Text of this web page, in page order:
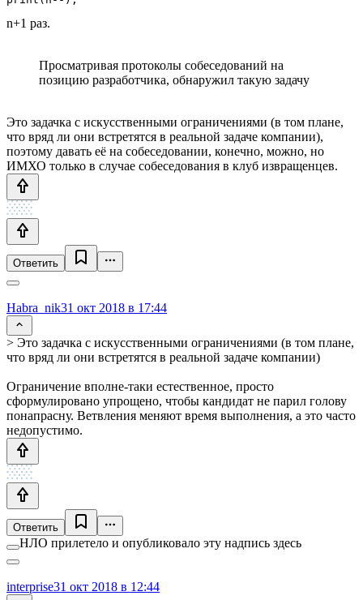
n+1 раз.
Просматривая протоколы собеседований на
позицию разработчика, обнаружил такую задачу
Это задачка с искусственными ограничениями (в том плане,
что вряд ли они встретятся в реальной задаче компании),
поэтому давать её на собеседовании, конечно, можно, но
ИМХО только в случае собеседования в клуб извращенцев.
Ответить
Habra_nik31 окт 2018 в 17:44
> Это задачка с искусственными ограничениями (в том плане,
что вряд ли они встретятся в реальной задаче компании)
Ограничение вполне-таки естественное, просто
сформулировано упрощено, чтобы кандидат не парил голову
понапрасну. Ветвления меняют время выполнения, а это часто
недопустимо.
Ответить
НЛО прилетело и опубликовало эту надпись здесь
interprise31 окт 2018 в 12:44